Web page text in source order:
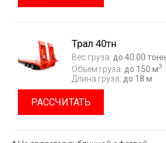
Трал 40тн
Вес груза: до 40.00 тонн
Объем груза: до 150 м3
Длина груза: до 18 м
РАССЧИТАТЬ